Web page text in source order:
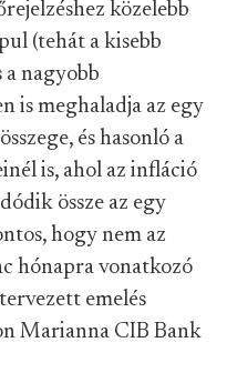
közelebb
(tehát a kisebb
a nagyobb
is meghaladja az egy
és hasonló a
is, ahol az infláció
össze az egy
hogy nem az
hónapra vonatkozó
emelés
Marianna CIB Bank